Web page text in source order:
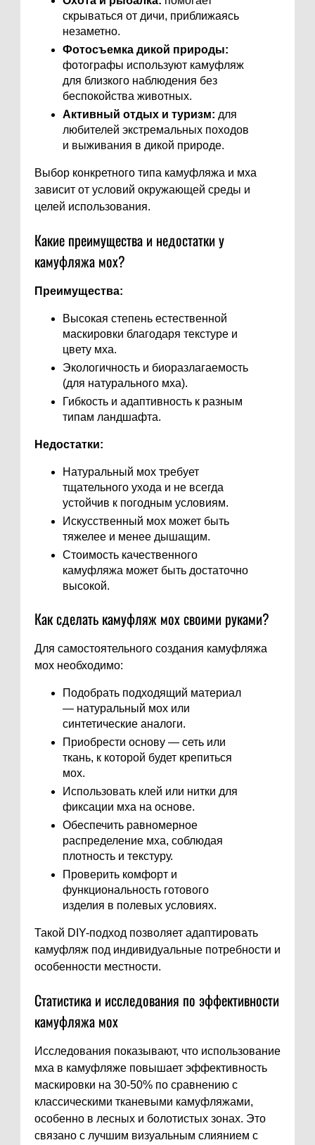
скрываться от дичи, приближаясь
незаметно.
Фотосъемка дикой природы:
фотографы используют камуфляж
для близкого наблюдения без
беспокойства животных.
Активный отдых и туризм: для
любителей экстремальных походов
и выживания в дикой природе.
Выбор конкретного типа камуфляжа и мха
зависит от условий окружающей среды и
целей использования.
Какие преимущества и недостатки у
камуфляжа мох?
Преимущества:
Высокая степень естественной
маскировки благодаря текстуре и
цвету мха.
Экологичность и биоразлагаемость
(для натурального мха).
Гибкость и адаптивность к разным
типам ландшафта.
Недостатки:
Натуральный мох требует
тщательного ухода и не всегда
устойчив к погодным условиям.
Искусственный мох может быть
тяжелее и менее дышащим.
Стоимость качественного
камуфляжа может быть достаточно
высокой.
Как сделать камуфляж мох своими руками?
Для самостоятельного создания камуфляжа
мох необходимо:
Подобрать подходящий материал
— натуральный мох или
синтетические аналоги.
Приобрести основу — сеть или
ткань, к которой будет крепиться
мох.
Использовать клей или нитки для
фиксации мха на основе.
Обеспечить равномерное
распределение мха, соблюдая
плотность и текстуру.
Проверить комфорт и
функциональность готового
изделия в полевых условиях.
Такой DIY-подход позволяет адаптировать
камуфляж под индивидуальные потребности и
особенности местности.
Статистика и исследования по эффективности
камуфляжа мох
Исследования показывают, что использование
мха в камуфляже повышает эффективность
маскировки на 30-50% по сравнению с
классическими тканевыми камуфляжами,
особенно в лесных и болотистых зонах. Это
связано с лучшим визуальным слиянием с